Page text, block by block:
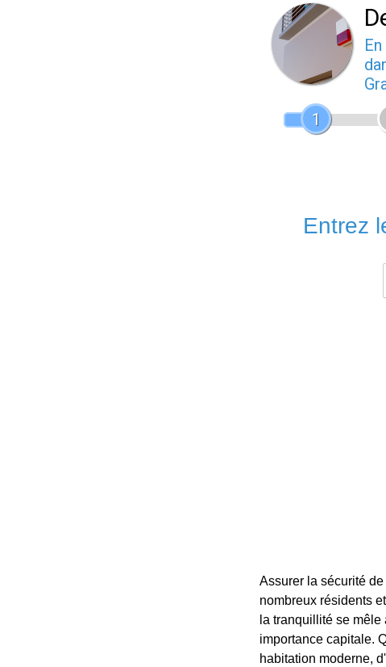
1
Entrez
Assurer la sécurité
nombreux résidents
la tranquillité se
importance capitale.
habitation moderne,